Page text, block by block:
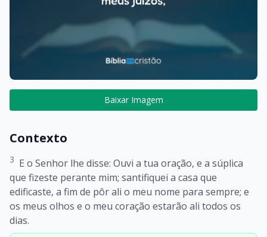
Baixar Imagem
Contexto
3 E o Senhor lhe disse: Ouvi a tua oração, e a súplica
que fizeste perante mim; santifiquei a casa que
edificaste, a fim de pôr ali o meu nome para sempre; e
os meus olhos e o meu coração estarão ali todos os
dias.